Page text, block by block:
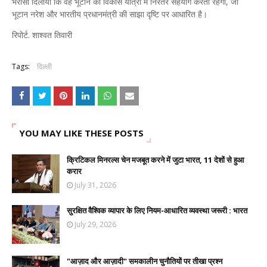
भूटान नरेश और भारतीय प्रधानमंत्री की साझा दृष्टि पर आधारित है।
रिपोर्ट. शाश्वत तिवारी
Tags: दिल्ली
YOU MAY LIKE THESE POSTS
क्रिटिकल मिनरल्स चेन मजबूत करने में जुटा भारत, 11 देशों से हुआ
करार
July 31, 2026
सुरक्षित वैश्विक व्यापार के लिए नियम-आधारित व्यवस्था जरूरी : भारत
July 29, 2026
"आज़ाद और आज़ादी" समकालीन चुनौतियों पर तीखा प्रश्न